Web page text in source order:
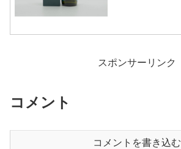
スポンサーリンク
コメント
コメントを書き込む